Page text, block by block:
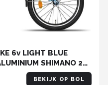
6v LIGHT BLUE
SHIMANO 20
BEKIJK OP BOL